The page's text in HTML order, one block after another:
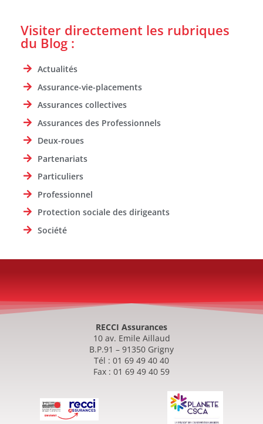
Visiter directement les rubriques
du Blog :
Actualités
Assurance-vie-placements
Assurances collectives
Assurances des Professionnels
Deux-roues
Partenariats
Particuliers
Professionnel
Protection sociale des dirigeants
Société
RECCI Assurances
10 av. Emile Aillaud
B.P.91 – 91350 Grigny
Tél : 01 69 49 40 40
Fax : 01 69 49 40 59